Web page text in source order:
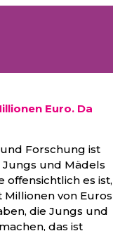
Euro. Da
Forschung ist
Jungs und Mädels
offensichtlich es ist,
von Euros
die Jungs und
das ist